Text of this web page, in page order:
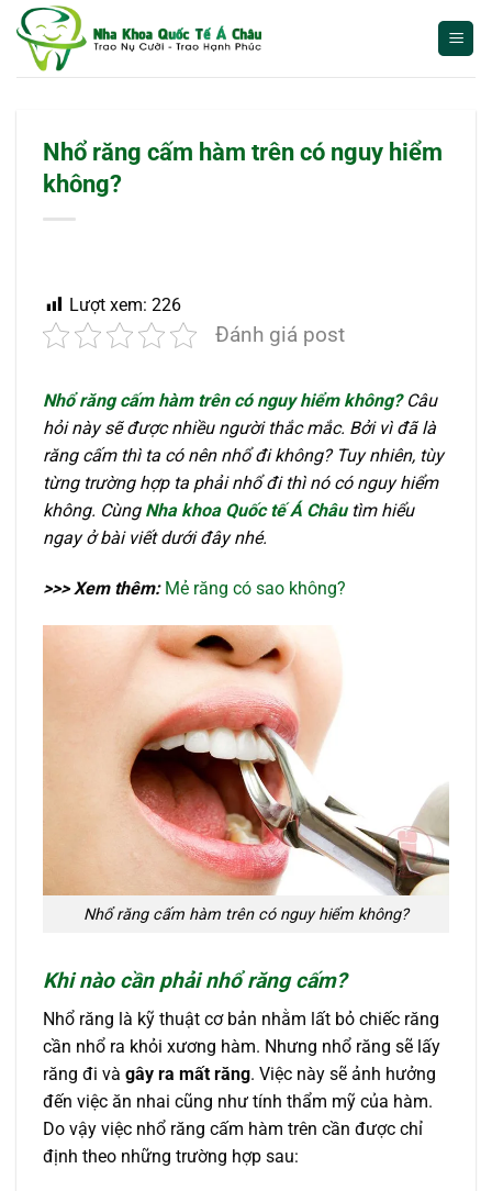
qua
Nhổ răng cấm hàm trên có nguy hiểm
không?
Lượt xem: 226
Đánh giá post
Nhổ răng cấm hàm trên có nguy hiểm không?Câu
hỏi này sẽ được nhiều người thắc mắc. Bởi vì đã là
răng cấm thì ta có nên nhổ đi không? Tuy nhiên, tùy
từng trường hợp ta phải nhổ đi thì nó có nguy hiểm
không. Cùng Nha khoa Quốc tế Á Châutìm hiểu
ngay ở bài viết dưới đây nhé.
>>> Xem thêm:Mẻ răng có sao không?
Nhổ răng cấm hàm trên có nguy hiểm không?
Khi nào cần phải nhổ răng cấm?
Nhổ răng là kỹ thuật cơ bản nhằm lất bỏ chiếc răng
cần nhổ ra khỏi xương hàm. Nhưng nhổ răng sẽ lấy
răng đi và gây ra mất răng. Việc này sẽ ảnh hưởng
đến việc ăn nhai cũng như tính thẩm mỹ của hàm.
Do vậy việc nhổ răng cấm hàm trên cần được chỉ
định theo những trường hợp sau: